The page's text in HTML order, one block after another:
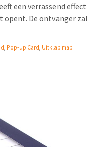
een verrassend effect
opent. De ontvanger zal
, Pop-up Card, Uitklap map